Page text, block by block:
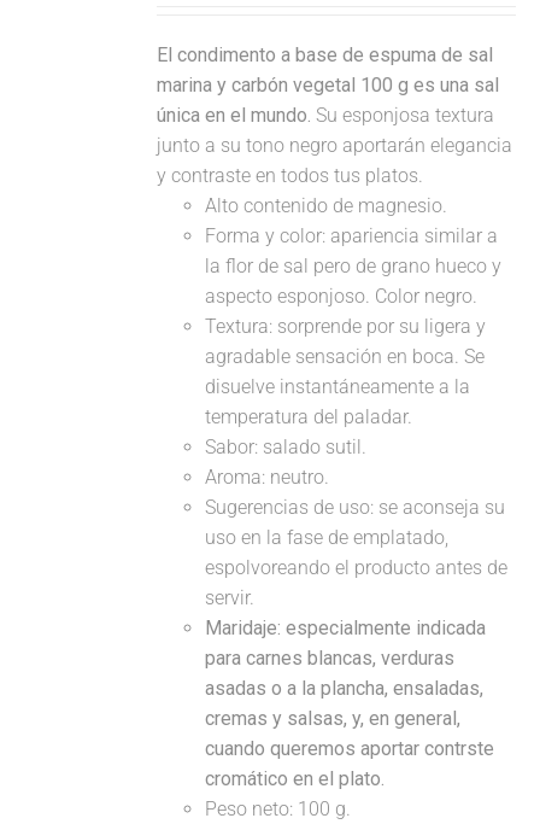
El condimento a base de espuma de sal
marina y carbón vegetal 100 g es una sal
única en el mundo. Su esponjosa textura
junto a su tono negro aportarán elegancia
y contraste en todos tus platos.
Alto contenido de magnesio.
Forma y color: apariencia similar a
la flor de sal pero de grano hueco y
aspecto esponjoso. Color negro.
Textura: sorprende por su ligera y
agradable sensación en boca. Se
disuelve instantáneamente a la
temperatura del paladar.
Sabor: salado sutil.
Aroma: neutro.
Sugerencias de uso: se aconseja su
uso en la fase de emplatado,
espolvoreando el producto antes de
servir.
Maridaje: especialmente indicada
para carnes blancas, verduras
asadas o a la plancha, ensaladas,
cremas y salsas, y, en general,
cuando queremos aportar contrste
cromático en el plato.
Peso neto: 100 g.